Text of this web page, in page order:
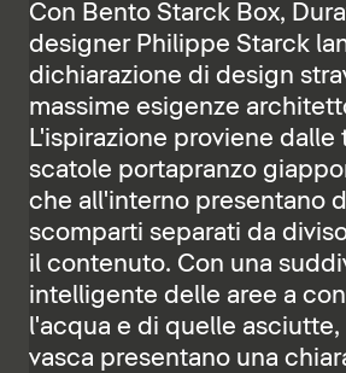
Con Bento Starck Box,
designer Philippe Starck
dichiarazione di design
massime esigenze
L'ispirazione proviene dalle
scatole portapranzo
che all'interno presentano
scomparti separati da
il contenuto. Con una
intelligente delle aree a
l'acqua e di quelle asciutte,
vasca presentano una